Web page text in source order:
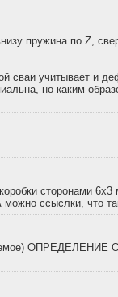
пружина по Z,
сваи учитывает и
но каким
сторонами
можно ссыслки, что
ОПРЕДЕЛЕНИЕ